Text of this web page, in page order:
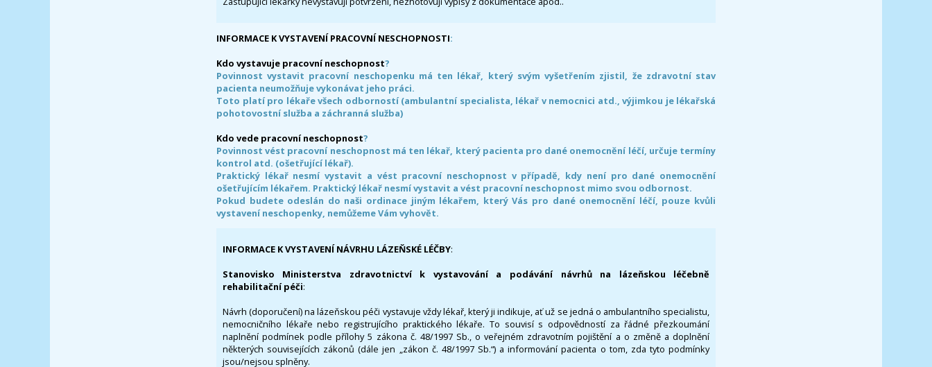
INFORMACE K VYSTAVENÍ PRACOVNÍ NESCHOPNOSTI:
Kdo vystavuje pracovní neschopnost?
Povinnost vystavit pracovní neschopenku má ten lékař, který svým vyšetřením zjistil, že zdravotní stav
pacienta neumožňuje vykonávat jeho práci.
Toto platí pro lékaře všech odborností (ambulantní specialista, lékař v nemocnici atd., výjimkou je lékařská
pohotovostní služba a záchranná služba)
Kdo vede pracovní neschopnost?
Povinnost vést pracovní neschopnost má ten lékař, který pacienta pro dané onemocnění léčí, určuje termíny
kontrol atd. (ošetřující lékař).
Praktický lékař nesmí vystavit a vést pracovní neschopnost v případě, kdy není pro dané onemocnění
ošetřujícím lékařem. Praktický lékař nesmí vystavit a vést pracovní neschopnost mimo svou odbornost.
Pokud budete odeslán do naši ordinace jiným lékařem, který Vás pro dané onemocnění léčí, pouze kvůli
vystavení neschopenky, nemůžeme Vám vyhovět.
INFORMACE K VYSTAVENÍ NÁVRHU LÁZEŇSKÉ LÉČBY:
Stanovisko Ministerstva zdravotnictví k vystavování a podávání návrhů na lázeňskou léčebně
rehabilitační péči:
Návrh (doporučení) na lázeňskou péči vystavuje vždy lékař, který ji indikuje, ať už se jedná o ambulantního specialistu,
nemocničního lékaře nebo registrujícího praktického lékaře. To souvisí s odpovědností za řádné přezkoumání
naplnění podmínek podle přílohy 5 zákona č. 48/1997 Sb., o veřejném zdravotním pojištění a o změně a doplnění
některých souvisejících zákonů (dále jen „zákon č. 48/1997 Sb.“) a informování pacienta o tom, zda tyto podmínky
jsou/nejsou splněny.